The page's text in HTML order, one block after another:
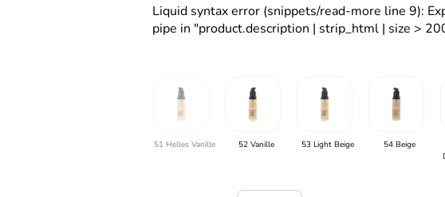
Liquid syntax error (snippets/read-more line 9):
pipe in "product.description | strip_html | size >
51 Helles Vanille 52 Vanille 53 Light Beige 54 Beige
Verringerung der Menge für
Menge erhöhen für